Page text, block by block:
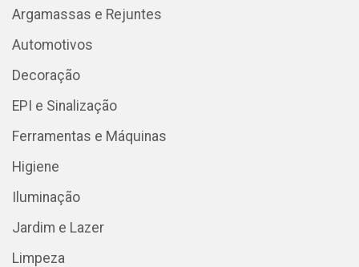
Argamassas e Rejuntes
Automotivos
Decoração
EPI e Sinalização
Ferramentas e Máquinas
Higiene
Iluminação
Jardim e Lazer
Limpeza